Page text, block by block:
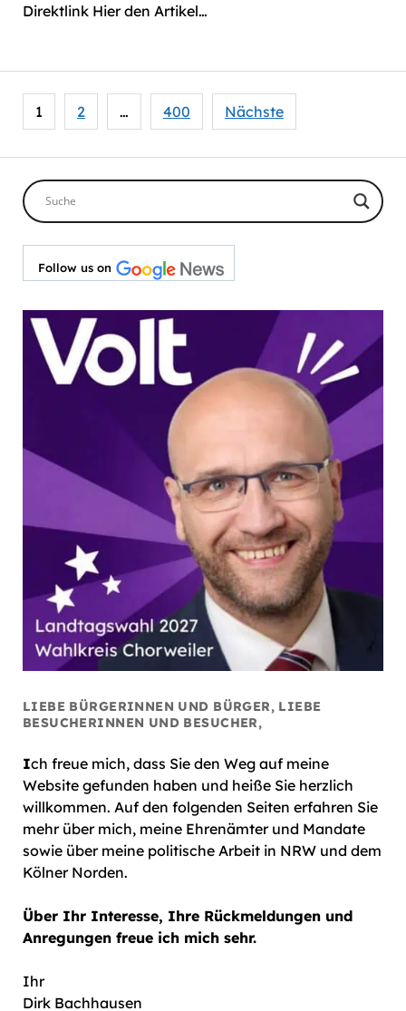
Direktlink Hier den Artikel…
Seitennummerierung
der
1 2 … 400 Nächste
Follow us on
LIEBE BÜRGERINNEN UND BÜRGER, LIEBE
BESUCHERINNEN UND BESUCHER,
Ich freue mich, dass Sie den Weg auf meine
Website gefunden haben und heiße Sie herzlich
willkommen. Auf den folgenden Seiten erfahren Sie
mehr über mich, meine Ehrenämter und Mandate
sowie über meine politische Arbeit in NRW und dem
Kölner Norden.
Über Ihr Interesse, Ihre Rückmeldungen und
Anregungen freue ich mich sehr.
Ihr
Dirk Bachhausen